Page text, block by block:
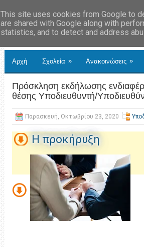
Αρχή Σχολεία » Ανακοινώσεις »
Πρόσκληση εκδήλωσης
θέσης Υποδιευθυντή/
Παρασκευή, Οκτωβρίου 23, 2020
H προκήρυξη
This site uses cookies from Google to
are shared with Google along with
statistics, and to detect and address